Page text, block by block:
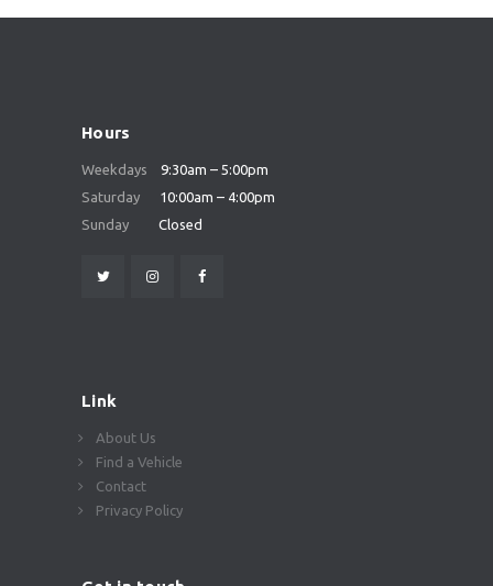
Hours
Weekdays 9:30am – 5:00pm
Saturday 10:00am – 4:00pm
Sunday Closed
Link
About Us
Find a Vehicle
Contact
Privacy Policy